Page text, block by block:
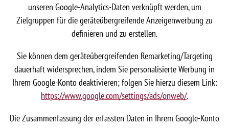
unseren Google-Analytics-Daten verknüpft werden, um
Zielgruppen für die geräteübergreifende Anzeigenwerbung zu
definieren und zu erstellen.
Sie können dem geräteübergreifenden Remarketing/Targeting
dauerhaft widersprechen, indem Sie personalisierte Werbung in
Ihrem Google-Konto deaktivieren; folgen Sie hierzu diesem Link:
https://www.google.com/settings/ads/onweb/.
Die Zusammenfassung der erfassten Daten in Ihrem Google-Konto